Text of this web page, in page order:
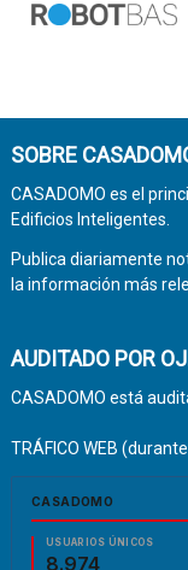
SOBRE
CASADOMO es el
Edificios Inteligentes.
Publica diariamente
la información más
AUDITADO POR
CASADOMO está
TRÁFICO WEB